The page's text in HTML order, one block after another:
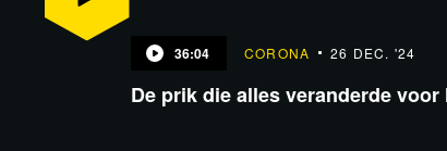
36:04 CORONA 26 DEC. '24
De prik die alles veranderde voor